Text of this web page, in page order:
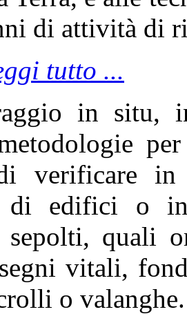
di attività di
tutto ...
in situ,
verificare
di edifici o
sepolti, quali
vitali,
o valanghe.